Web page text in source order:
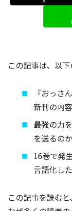
この記事は、以
『おっさ
新刊の内
最強の力
を送るの
16巻で発
言語化し
この記事を読む